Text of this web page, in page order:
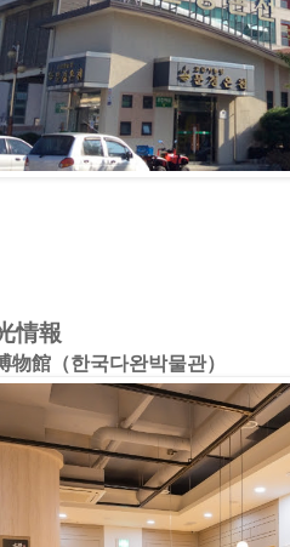
情報
物館（한국다완박물관）